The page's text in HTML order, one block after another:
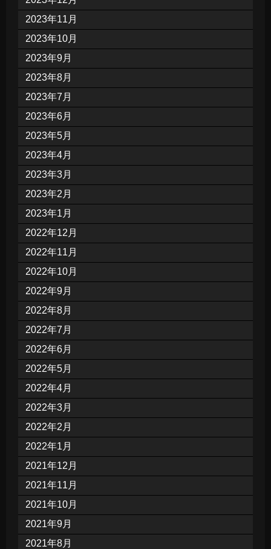
2023年11月
2023年10月
2023年9月
2023年8月
2023年7月
2023年6月
2023年5月
2023年4月
2023年3月
2023年2月
2023年1月
2022年12月
2022年11月
2022年10月
2022年9月
2022年8月
2022年7月
2022年6月
2022年5月
2022年4月
2022年3月
2022年2月
2022年1月
2021年12月
2021年11月
2021年10月
2021年9月
2021年8月